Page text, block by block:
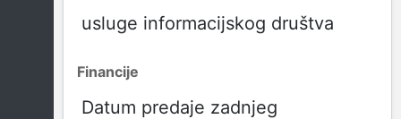
usluge informacijskog društva
Financije
Datum predaje zadnjeg